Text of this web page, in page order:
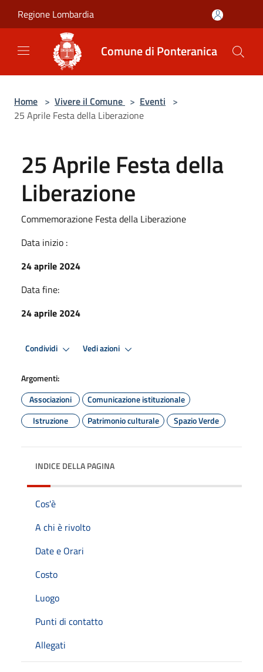
Regione Lombardia
Comune di Ponteranica
Home > Vivere il Comune > Eventi >
25 Aprile Festa della Liberazione
25 Aprile Festa della
Liberazione
Commemorazione Festa della Liberazione
Data inizio :
24 aprile 2024
Data fine:
24 aprile 2024
Condividi Vedi azioni
Argomenti:
Associazioni
Comunicazione istituzionale
Istruzione
Patrimonio culturale Spazio Verde
INDICE DELLA PAGINA
Cos'è
A chi è rivolto
Date e Orari
Costo
Luogo
Punti di contatto
Allegati